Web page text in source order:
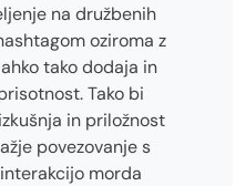
na družbenih
oziroma z
tako dodaja in
Tako bi
in priložnost
povezovanje s
morda